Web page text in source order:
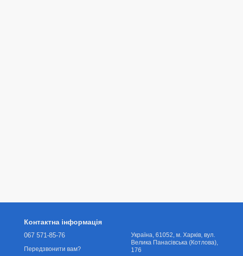
Контактна інформація
067 571-85-76
Передзвонити вам?
Українa, 61052, м. Харків, вул.
Велика Панасівська (Котлова),
176